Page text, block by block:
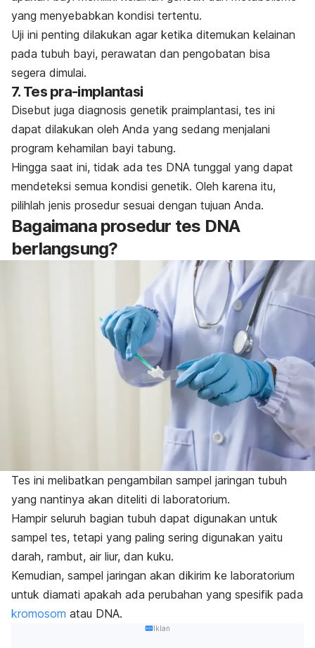
yang menyebabkan kondisi tertentu.
Uji ini penting dilakukan agar ketika ditemukan kelainan
pada tubuh bayi, perawatan dan pengobatan bisa
segera dimulai.
7. Tes pra-implantasi
Disebut juga diagnosis genetik praimplantasi, tes ini
dapat dilakukan oleh Anda yang sedang menjalani
program kehamilan bayi tabung.
Hingga saat ini, tidak ada tes DNA tunggal yang dapat
mendeteksi semua kondisi genetik. Oleh karena itu,
pilihlah jenis prosedur sesuai dengan tujuan Anda.
Bagaimana prosedur tes DNA
berlangsung?
Tes ini melibatkan pengambilan sampel jaringan tubuh
yang nantinya akan diteliti di laboratorium.
Hampir seluruh bagian tubuh dapat digunakan untuk
sampel tes, tetapi yang paling sering digunakan yaitu
darah, rambut, air liur, dan kuku.
Kemudian, sampel jaringan akan dikirim ke laboratorium
untuk diamati apakah ada perubahan yang spesifik pada
kromosom atau DNA.
Iklan